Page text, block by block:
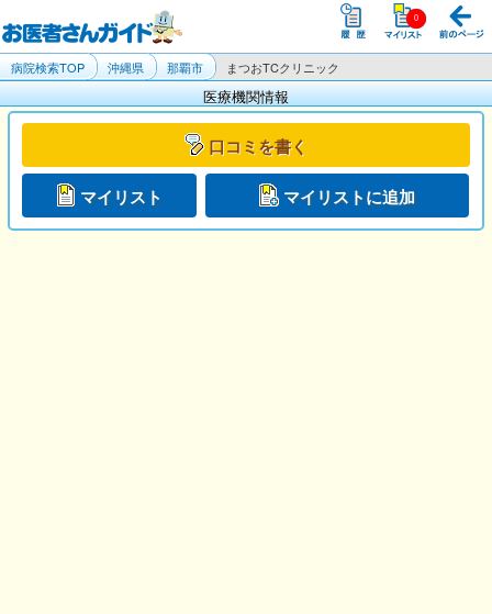
病院検索TOP 沖縄県 那覇市 まつおTCクリニック
医療機関情報
口コミを書く
マイリスト マイリストに追加